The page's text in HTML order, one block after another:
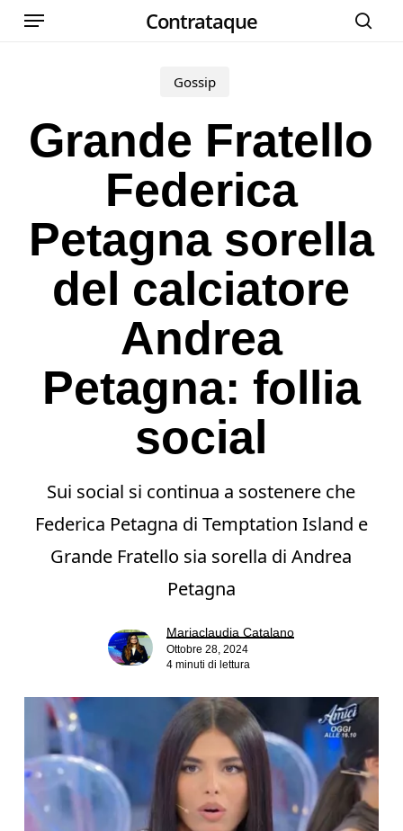
Skip
Contrataque
Menu
Gossip
Grande Fratello
Federica
Petagna sorella
del calciatore
Andrea
Petagna: follia
social
Sui social si continua a sostenere che
Federica Petagna di Temptation Island e
Grande Fratello sia sorella di Andrea
Petagna
Mariaclaudia Catalano
Ottobre 28, 2024
4 minuti di lettura